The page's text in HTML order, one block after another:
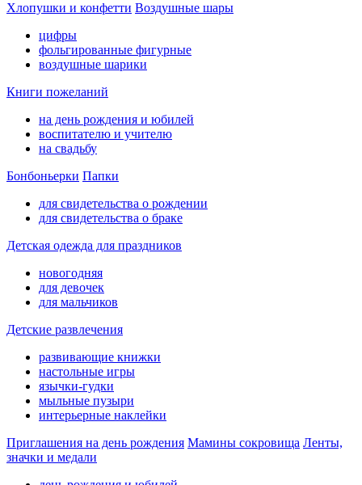
Хлопушки и конфетти Воздушные шары
цифры
фольгированные фигурные
воздушные шарики
Книги пожеланий
на день рождения и юбилей
воспитателю и учителю
на свадьбу
Бонбоньерки Папки
для свидетельства о рождении
для свидетельства о браке
Детская одежда для праздников
новогодняя
для девочек
для мальчиков
Детские развлечения
развивающие книжки
настольные игры
язычки-гудки
мыльные пузыри
интерьерные наклейки
Приглашения на день рождения Мамины сокровища Ленты,
значки и медали